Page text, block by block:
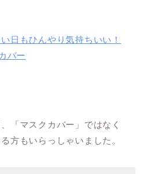
日もひんやり気持ちいい！
バー
「マスクカバー」ではなく
方もいらっしゃいました。